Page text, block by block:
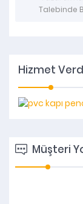
Hizmet
Müşteri